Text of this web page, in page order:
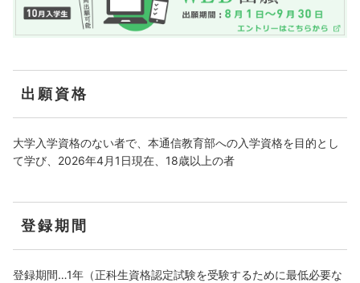
出願資格
大学入学資格のない者で、本通信教育部への入学資格を目的とし
て学び、2026年4月1日現在、18歳以上の者
登録期間
登録期間…1年（正科⽣資格認定試験を受験するために最低必要な